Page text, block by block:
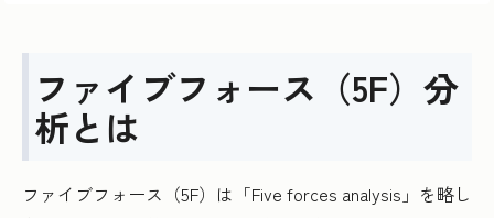
ファイブフォース（5F）分
析とは
ファイブフォース（5F）は「Five forces analysis」を略し